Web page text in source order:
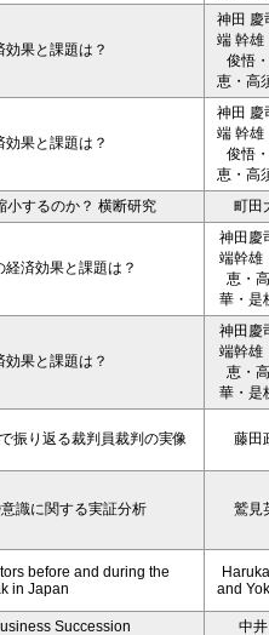
効果と課題は？
神田 慶
端 幹雄
俊悟
恵・高
効果と課題は？
神田 慶
端 幹雄
俊悟
恵・高
小するのか？ 横断研究
町田
済効果と課題は？
神田慶
端幹雄
恵・
華・是
効果と課題は？
神田慶
端幹雄
恵・
華・是
振り返る裁判員裁判の実像 藤田
識に関する実証分析 鷲見
before and during the
in Japan
and
Succession 中